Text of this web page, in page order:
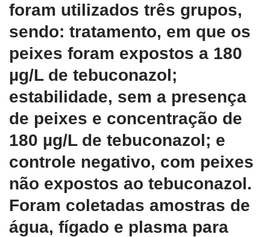
foram utilizados três grupos,
sendo: tratamento, em que os
peixes foram expostos a 180
µg/L de tebuconazol;
estabilidade, sem a presença
de peixes e concentração de
180 µg/L de tebuconazol; e
controle negativo, com peixes
não expostos ao tebuconazol.
Foram coletadas amostras de
água, fígado e plasma para